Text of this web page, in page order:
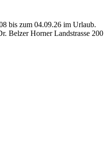
bis zum 04.09.26 im Urlaub.
Belzer Horner Landstrasse 200